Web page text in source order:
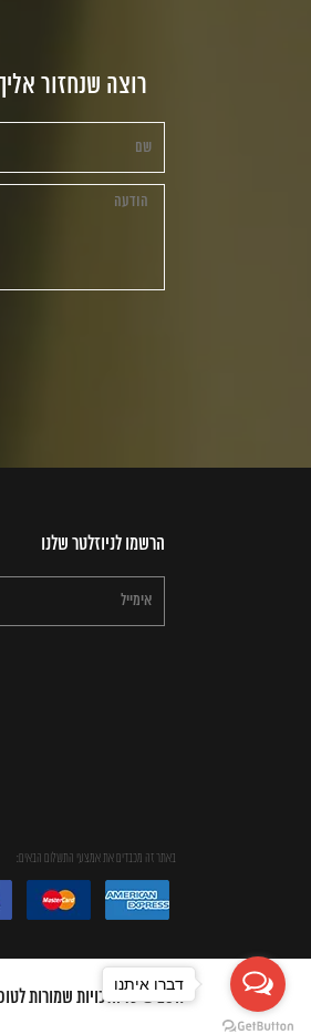
רוצה שנחזור
הרשמו לניוזלטר שלנו
באתר זה מכבדים את אמצעי התשלום הבאים:
2019© כל הזכויות שמורות
דברו איתנו